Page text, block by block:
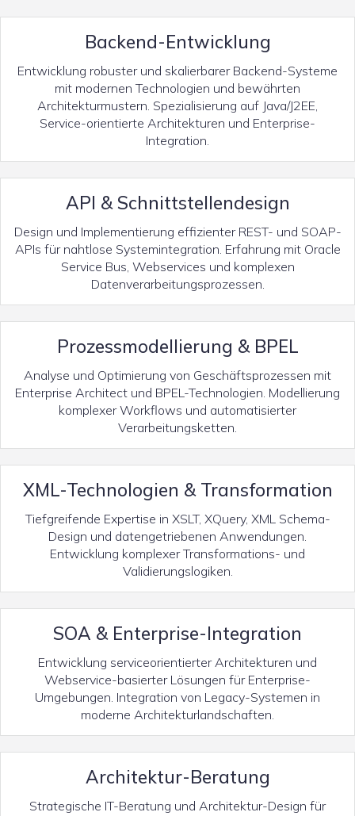
Backend-Entwicklung
Entwicklung robuster und skalierbarer Backend-Systeme
mit modernen Technologien und bewährten
Architekturmustern. Spezialisierung auf Java/J2EE,
Service-orientierte Architekturen und Enterprise-
Integration.
API & Schnittstellendesign
Design und Implementierung effizienter REST- und SOAP-
APIs für nahtlose Systemintegration. Erfahrung mit Oracle
Service Bus, Webservices und komplexen
Datenverarbeitungsprozessen.
Prozessmodellierung & BPEL
Analyse und Optimierung von Geschäftsprozessen mit
Enterprise Architect und BPEL-Technologien. Modellierung
komplexer Workflows und automatisierter
Verarbeitungsketten.
XML-Technologien & Transformation
Tiefgreifende Expertise in XSLT, XQuery, XML Schema-
Design und datengetriebenen Anwendungen.
Entwicklung komplexer Transformations- und
Validierungslogiken.
SOA & Enterprise-Integration
Entwicklung serviceorientierter Architekturen und
Webservice-basierter Lösungen für Enterprise-
Umgebungen. Integration von Legacy-Systemen in
moderne Architekturlandschaften.
Architektur-Beratung
Strategische IT-Beratung und Architektur-Design für